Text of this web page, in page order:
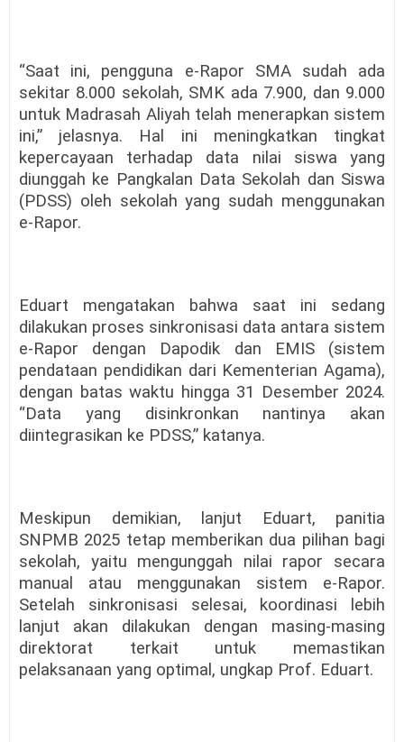
“Saat ini, pengguna e-Rapor SMA sudah ada
sekitar 8.000 sekolah, SMK ada 7.900, dan 9.000
untuk Madrasah Aliyah telah menerapkan sistem
ini,” jelasnya. Hal ini meningkatkan tingkat
kepercayaan terhadap data nilai siswa yang
diunggah ke Pangkalan Data Sekolah dan Siswa
(PDSS) oleh sekolah yang sudah menggunakan
e-Rapor.
Eduart mengatakan bahwa saat ini sedang
dilakukan proses sinkronisasi data antara sistem
e-Rapor dengan Dapodik dan EMIS (sistem
pendataan pendidikan dari Kementerian Agama),
dengan batas waktu hingga 31 Desember 2024.
“Data yang disinkronkan nantinya akan
diintegrasikan ke PDSS,” katanya.
Meskipun demikian, lanjut Eduart, panitia
SNPMB 2025 tetap memberikan dua pilihan bagi
sekolah, yaitu mengunggah nilai rapor secara
manual atau menggunakan sistem e-Rapor.
Setelah sinkronisasi selesai, koordinasi lebih
lanjut akan dilakukan dengan masing-masing
direktorat terkait untuk memastikan
pelaksanaan yang optimal, ungkap Prof. Eduart.